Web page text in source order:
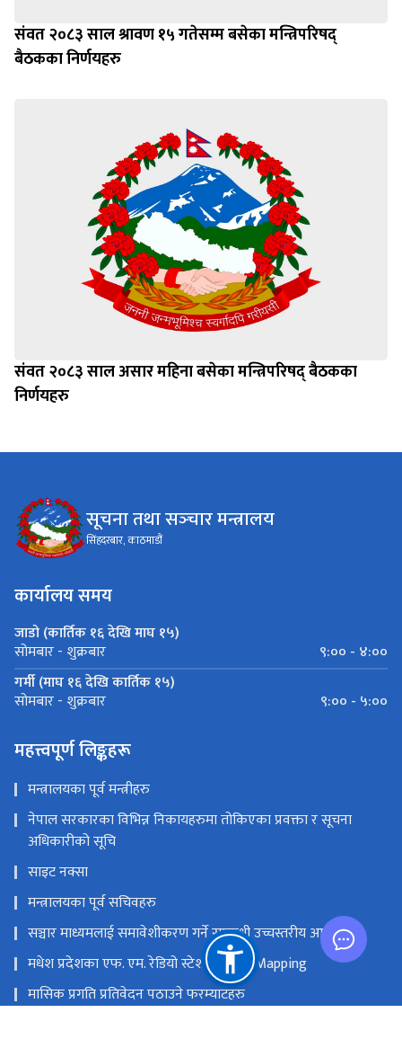
संवत २०८३ साल श्रावण १५ गतेसम्म बसेका मन्त्रिपरिषद्
बैठकका निर्णयहरु
संवत २०८३ साल असार महिना बसेका मन्त्रिपरिषद् बैठकका
निर्णयहरु
सूचना तथा सञ्‍चार मन्त्रालय
सिंहदरबार, काठमाडौं
कार्यालय समय
जाडो (कार्तिक १६ देखि माघ १५)
सोमबार - शुक्रबार
९:०० - ४:००
गर्मी (माघ १६ देखि कार्तिक १५)
सोमबार - शुक्रबार ९:०० - ५:००
महत्त्वपूर्ण लिङ्कहरू
मन्त्रालयका पूर्व मन्त्रीहरु
नेपाल सरकारका विभिन्न निकायहरुमा तोकिएका प्रवक्ता र सूचना
अधिकारीको सूचि
साइट नक्सा
मन्त्रालयका पूर्व सचिवहरु
सञ्चार माध्यमलाई समावेशीकरण गर्ने सम्बन्धी उच्चस्तरीय आयोग
मधेश प्रदेशका एफ. एम. रेडियो स्टेशनको GIS Mapping
मासिक प्रगति प्रतिवेदन पठाउने फरम्याटहरु